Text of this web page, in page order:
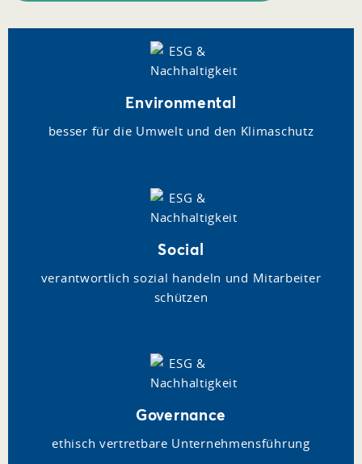
Environmental
besser für die Umwelt und den Klimaschutz
Social
verantwortlich sozial handeln und Mitarbeiter
schützen
Governance
ethisch vertretbare Unternehmensführung